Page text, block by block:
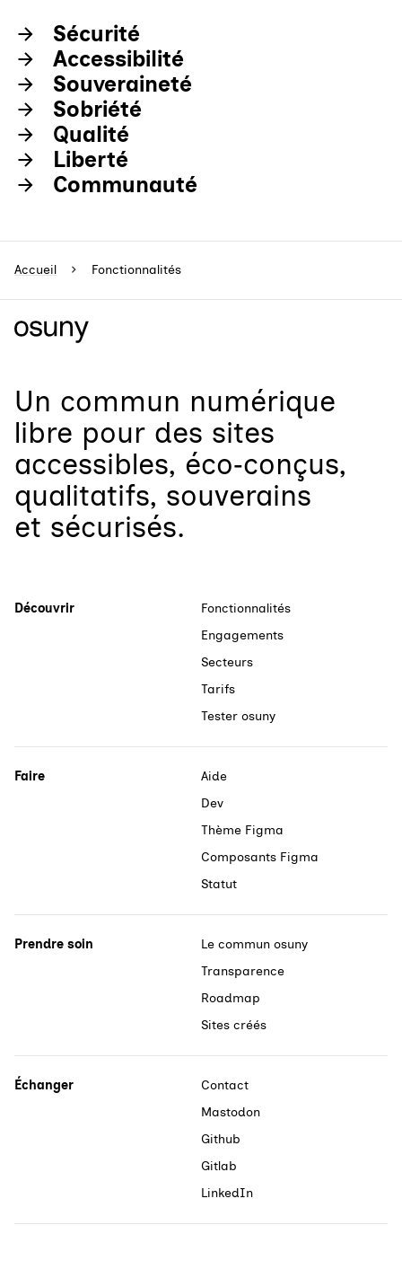
Sécurité
Accessibilité
Souveraineté
Sobriété
Qualité
Liberté
Communauté
Accueil Fonctionnalités
Un commun numérique
libre pour des sites
accessibles, éco‑conçus,
qualitatifs, souverains
et sécurisés.
Découvrir
Fonctionnalités
Engagements
Secteurs
Tarifs
Tester osuny
Faire
Aide
Dev
Thème Figma
Composants Figma
Statut
Prendre soin
Le commun osuny
Transparence
Roadmap
Sites créés
Échanger
Contact
Mastodon
Github
Gitlab
LinkedIn